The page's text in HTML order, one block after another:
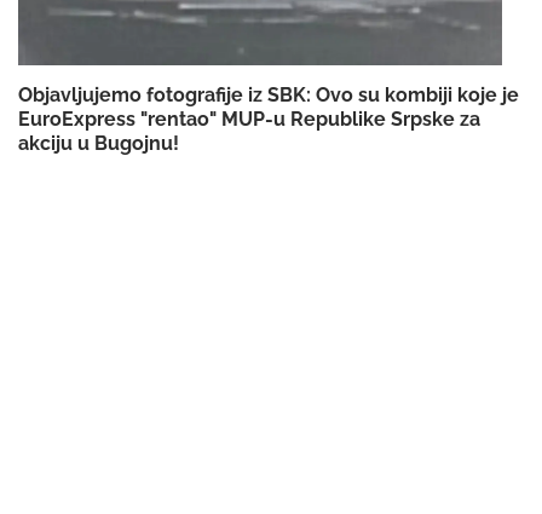
Objavljujemo fotografije iz SBK: Ovo su kombiji koje je
EuroExpress "rentao" MUP-u Republike Srpske za
akciju u Bugojnu!